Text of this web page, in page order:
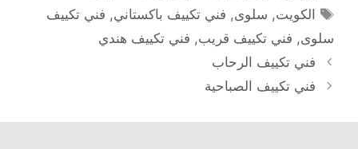
الوسوم
الكويت, سلوى, فني تكييف باكستاني, فني تكييف
سلوى, فني تكييف قريب, فني تكييف هندي
فني تكييف الرحاب
فني تكييف الصباحية